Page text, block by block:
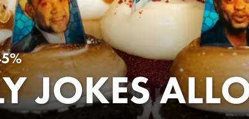
JOKES